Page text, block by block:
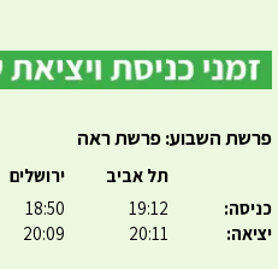
פרשת השבוע: פרשת ראה
כניסה:
יציאה:
תל אביב
19:12
20:11
ירושלים
18:50
20:09